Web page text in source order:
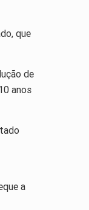
que
de
anos
a